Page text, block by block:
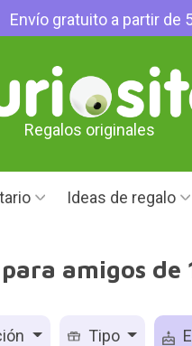
Envío gratuito a partir de
Regalos originales
Ideas de regalo
amigos de
Tipo